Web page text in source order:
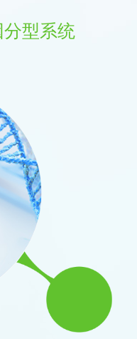
型系统